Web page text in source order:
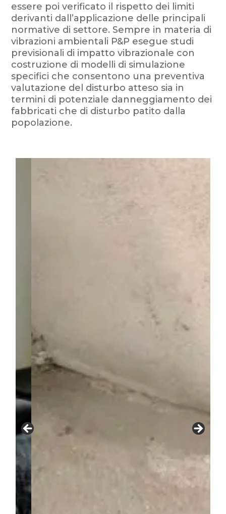
essere poi verificato il rispetto dei limiti
derivanti dall’applicazione delle principali
normative di settore. Sempre in materia di
vibrazioni ambientali P&P esegue studi
previsionali di impatto vibrazionale con
costruzione di modelli di simulazione
specifici che consentono una preventiva
valutazione del disturbo atteso sia in
termini di potenziale danneggiamento dei
fabbricati che di disturbo patito dalla
popolazione.